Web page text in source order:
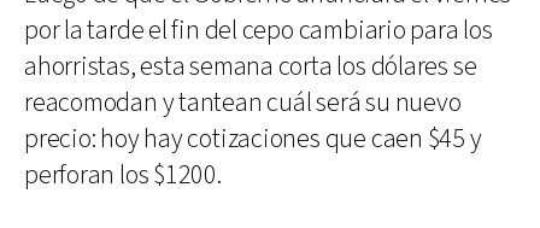
por la tarde el fin del cepo cambiario para los
ahorristas, esta semana corta los dólares se
reacomodan y tantean cuál será su nuevo
precio: hoy hay cotizaciones que caen $45 y
perforan los $1200.